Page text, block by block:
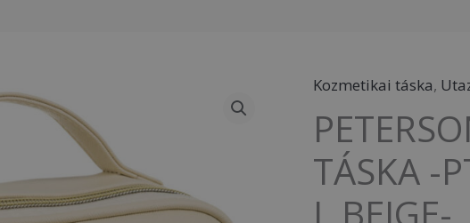
Kozmetikai táska,
TÁSKA -
PETERSON
KOZMETIKAI
TÁSKA